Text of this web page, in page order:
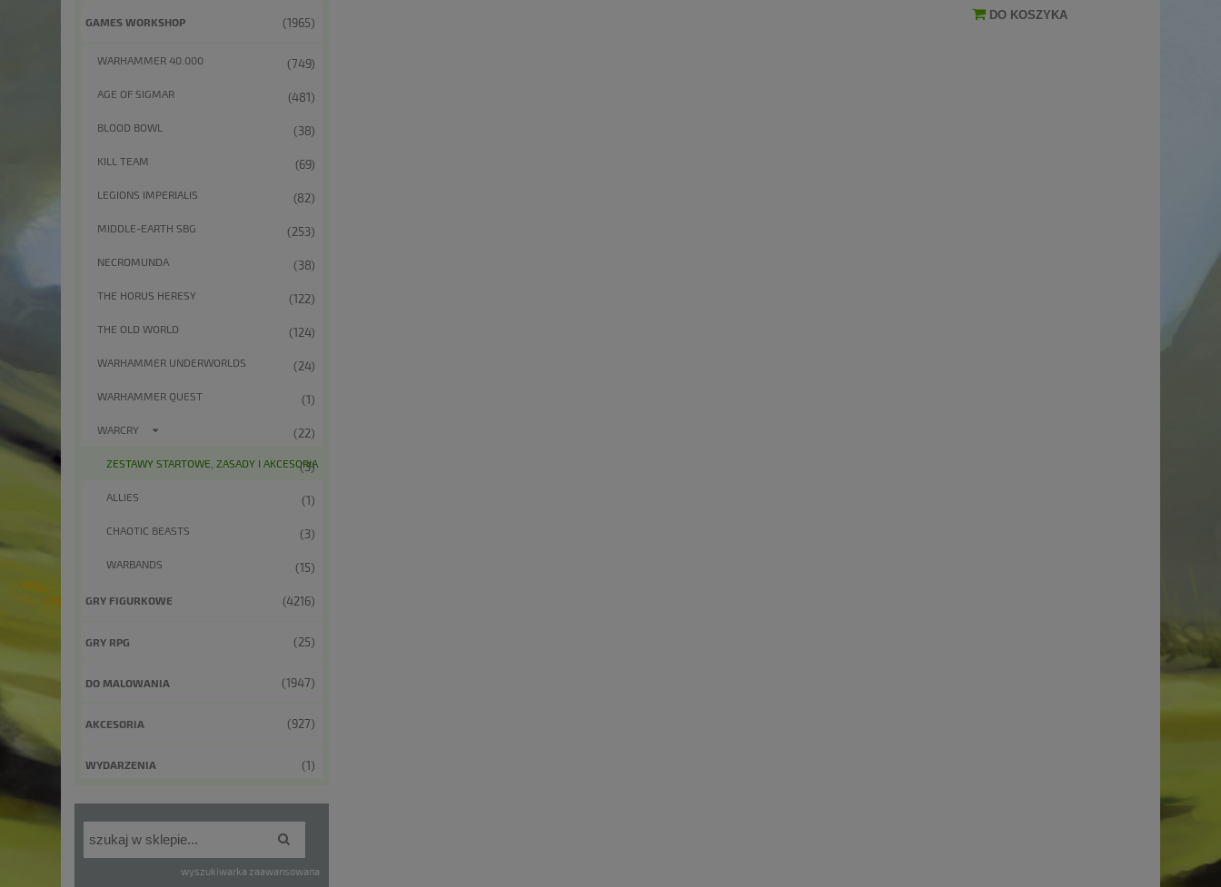
GAMES WORKSHOP (1965)
WARHAMMER 40.000 (749)
AGE OF SIGMAR (481)
BLOOD BOWL (38)
KILL TEAM (69)
LEGIONS IMPERIALIS (82)
MIDDLE-EARTH SBG (253)
NECROMUNDA (38)
THE HORUS HERESY (122)
THE OLD WORLD (124)
WARHAMMER UNDERWORLDS (24)
WARHAMMER QUEST (1)
WARCRY (22)
ZESTAWY STARTOWE, ZASADY I AKCESORIA
(3)
ALLIES (1)
CHAOTIC BEASTS (3)
WARBANDS (15)
GRY FIGURKOWE (4216)
GRY RPG (25)
DO MALOWANIA (1947)
AKCESORIA (927)
WYDARZENIA (1)
wyszukiwarka zaawansowana
DO KOSZYKA